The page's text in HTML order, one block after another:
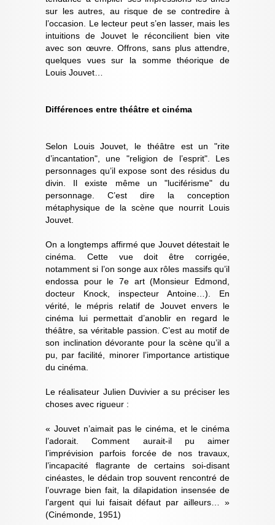
sur les autres, au risque de se contredire à
l’occasion. Le lecteur peut s’en lasser, mais les
intuitions de Jouvet le réconcilient bien vite
avec son œuvre. Offrons, sans plus attendre,
quelques vues sur la somme théorique de
Louis Jouvet…
Différences entre théâtre et cinéma
Selon Louis Jouvet, le théâtre est un "rite
d’incantation", une "religion de l’esprit". Les
personnages qu’il expose sont des résidus du
divin. Il existe même un "luciférisme" du
personnage. C’est dire la conception
métaphysique de la scène que nourrit Louis
Jouvet.
On a longtemps affirmé que Jouvet détestait le
cinéma. Cette vue doit être corrigée,
notamment si l’on songe aux rôles massifs qu’il
endossa pour le 7e art (Monsieur Edmond,
docteur Knock, inspecteur Antoine…). En
vérité, le mépris relatif de Jouvet envers le
cinéma lui permettait d’anoblir en regard le
théâtre, sa véritable passion. C’est au motif de
son inclination dévorante pour la scène qu’il a
pu, par facilité, minorer l’importance artistique
du cinéma.
Le réalisateur Julien Duvivier a su préciser les
choses avec rigueur :
« Jouvet n’aimait pas le cinéma, et le cinéma
l’adorait. Comment aurait-il pu aimer
l’imprévision parfois forcée de nos travaux,
l’incapacité flagrante de certains soi-disant
cinéastes, le dédain trop souvent rencontré de
l’ouvrage bien fait, la dilapidation insensée de
l’argent qui lui faisait défaut par ailleurs… »
(Cinémonde, 1951)